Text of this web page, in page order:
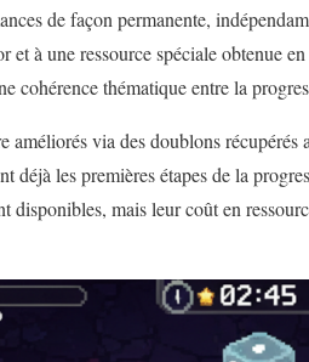
de façon permanente,
et à une ressource spéciale obtenue
cohérence thématique entre la
améliorés via des doublons
déjà les premières étapes de la
disponibles, mais leur coût en